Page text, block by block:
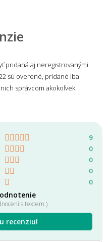
pridaná aj neregistrovanými
sú overené, pridané iba
správcom akokoľvek
s textem.)
recenziu!
9
0
0
0
0